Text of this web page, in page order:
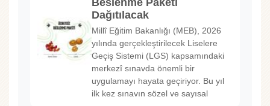
Beslenme Paketi
Dağıtılacak
Millî Eğitim Bakanlığı (MEB), 2026
yılında gerçekleştirilecek Liselere
Geçiş Sistemi (LGS) kapsamındaki
merkezî sınavda önemli bir
uygulamayı hayata geçiriyor. Bu yıl
ilk kez sınavın sözel ve sayısal